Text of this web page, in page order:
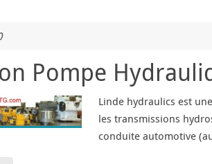
Pompe
Linde hydraulics est
les transmissions
conduite automotive